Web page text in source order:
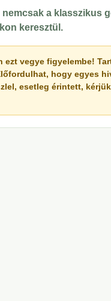
a klasszikus
keresztül.
vegye figyelembe!
hogy egyes
esetleg érintett,